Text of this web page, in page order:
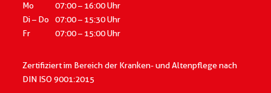
Mo
07:00 – 16:00 Uhr
Di – Do
07:00 – 15:30 Uhr
Fr
07:00 – 15:00 Uhr
Zertifiziert im Bereich der Kranken- und Altenpflegenach
DIN ISO 9001:2015